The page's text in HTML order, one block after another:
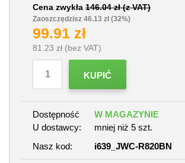
Cena zwykła 146.04zł (z VAT)
Zaoszczędzisz 46.13 zł(32%)
99.91 zł
81.23 zł (bez VAT)
KUPIĆ
Dostępność
W MAGAZYNIE
U dostawcy:
mniej niż 5 szt.
Nasz kod:
i639_JWC-R820BN